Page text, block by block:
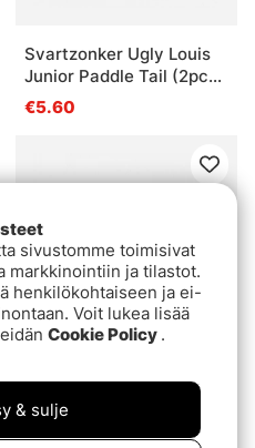
Svartzonker Ugly Louis
Junior Paddle Tail (2pcs)
- Smokey
€5.60
Svartzonker Ugly Louis
Junior Paddle Tail (2pcs)
€7.20
sivustomme toimisivat
markkinointiin ja tilastot.
henkilökohtaiseen ja ei-
Voit lukea lisää
Cookie Policy .
& sulje